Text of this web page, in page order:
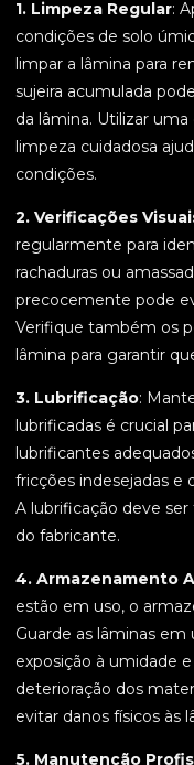
1. Limpeza Regular:
condições de solo
limpar a lâmina para
sujeira acumulada
da lâmina. Utilizar
limpeza cuidadosa
condições.
2. Verificações
regularmente para
rachaduras ou
precocemente pode
Verifique também os
lâmina para garantir
3. Lubrificação:
lubrificadas é crucial
lubrificantes
fricções indesejadas e
A lubrificação deve
do fabricante.
4. Armazenamento
estão em uso, o
Guarde as lâminas
exposição à umidade
deterioração dos
evitar danos físicos às
5. Manutenção